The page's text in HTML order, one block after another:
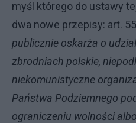
myśl którego do ustawy
dwa nowe przepisy: art.
publicznie oskarża o
zbrodniach polskie,
niekomunistyczne
Państwa Podziemnego
ograniczeniu wolności